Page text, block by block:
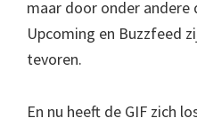
maar door onder
Upcoming en Buzzfeed
tevoren.
En nu heeft de GIF zich